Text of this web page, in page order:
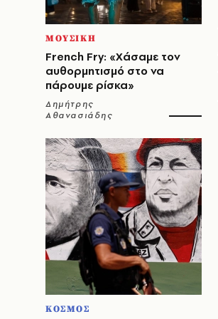
ΜΟΥΣΙΚΗ
French Fry: «Χάσαμε τον
αυθορμητισμό στο να
πάρουμε ρίσκα»
Δημήτρης
Αθανασιάδης
ΚΟΣΜΟΣ